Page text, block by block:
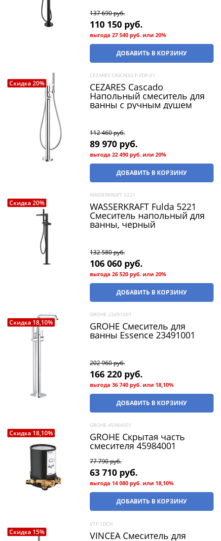
137 690 руб.
110 150 руб.
выгода27 540 руб. или20%
ДОБАВИТЬ В КОРЗИНУ
Скидка 20%
CEZARES CASCADO-F-VDP-01
CEZARES Cascado
Напольный смеситель для
ванны с ручным душем
112 460 руб.
89 970 руб.
выгода22 490 руб. или20%
ДОБАВИТЬ В КОРЗИНУ
Скидка 20%
WASSERKRAFT 5221
WASSERKRAFT Fulda 5221
Смеситель напольный для
ванны, черный
132 580 руб.
106 060 руб.
выгода26 520 руб. или20%
ДОБАВИТЬ В КОРЗИНУ
Скидка 18,10%
GROHE-23491001
GROHE Смеситель для
ванны Essence 23491001
202 960 руб.
166 220 руб.
выгода36 740 руб. или 18,10%
ДОБАВИТЬ В КОРЗИНУ
Скидка 18,10%
GROHE-45984001
GROHE Скрытая часть
смесителя 45984001
77 790 руб.
63 710 руб.
выгода 14 080 руб. или 18,10%
ДОБАВИТЬ В КОРЗИНУ
Скидка 15%
VTF-1DCH
VINCEA Смеситель для